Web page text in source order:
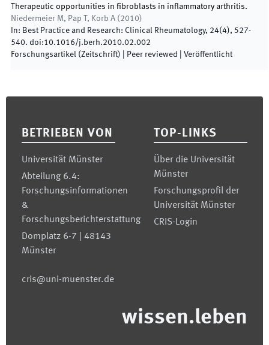
Therapeutic opportunities in fibroblasts in inflammatory arthritis.
Niedermeier M, Pap T, Korb A ( 2010)
In: Best Practice and Research: Clinical Rheumatology, 24(4), 527-
540. doi:10.1016/j.berh.2010.02.002
Forschungsartikel (Zeitschrift) | Peer reviewed Veröffentlicht
BETRIEBEN VON
Universität Münster
Abteilung 6.4:
Forschungsinformationen
&
Forschungsberichterstattung
Domplatz 6-7 | 48143
Münster
cris@uni-muenster.de
TOP-LINKS
Über die Universität
Münster
Forschungsprofil der
Universität Münster
CRIS-Login
wissen.leben